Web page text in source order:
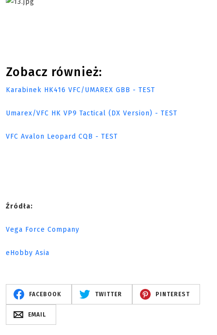
Zobacz również:
Karabinek HK416 VFC/UMAREX GBB - TEST
Umarex/VFC HK VP9 Tactical (DX Version) - TEST
VFC Avalon Leopard CQB - TEST
Źródła:
Vega Force Company
eHobby Asia
FACEBOOK TWITTER PINTEREST
EMAIL